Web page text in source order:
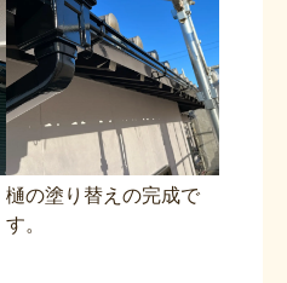
樋の塗り替えの完成で
す。